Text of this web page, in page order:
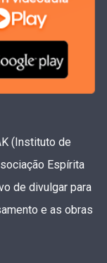
(Instituto de
Espírita
de divulgar para
e as obras